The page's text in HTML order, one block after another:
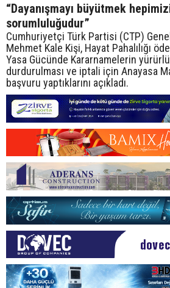
“Dayanışmayı büyütmek
sorumluluğudur”
Cumhuriyetçi Türk Partisi (CTP)
Mehmet Kale Kişi, Hayat Pahalılığı
Yasa Gücünde Kararnamelerin
durdurulması ve iptali için Anayasa
başvuru yaptıklarını açıkladı.